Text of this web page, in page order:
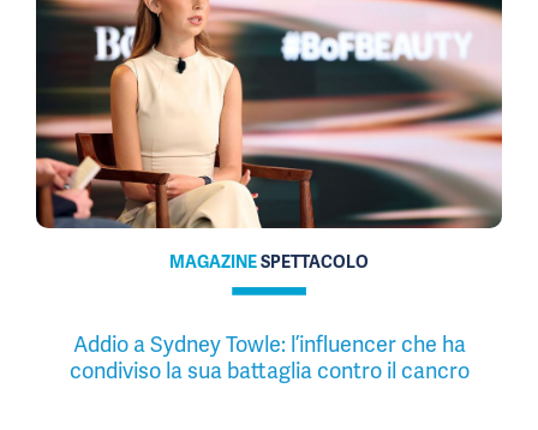
MAGAZINESPETTACOLO
Addio a Sydney Towle: l’influencer che ha
condiviso la sua battaglia contro il cancro